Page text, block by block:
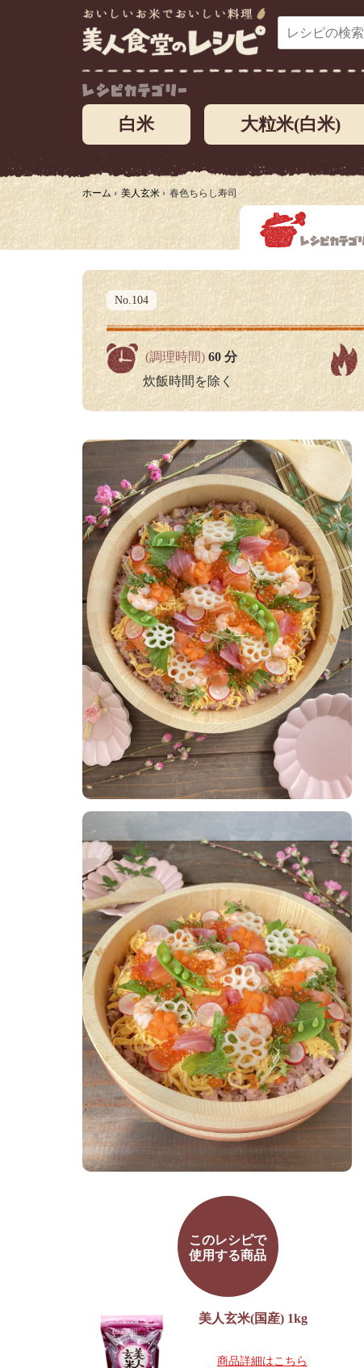
白米 大粒米(白米)
ホーム › 美人玄米 › 春色ちらし寿司
No.104
(調理時間) 60 分
炊飯時間を除く
このレシピで
使用する商品
美人玄米(国産) 1kg
商品詳細はこちら